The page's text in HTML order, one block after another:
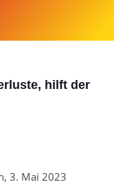
hilft der
3. Mai 2023